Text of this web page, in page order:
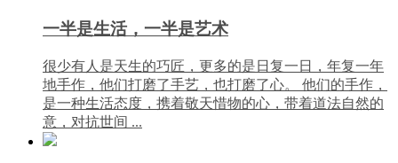
一半是生活，一半是艺术
很少有人是天生的巧匠，更多的是日复一日，年复一年
地手作，他们打磨了手艺，也打磨了心。 他们的手作，
是一种生活态度，携着敬天惜物的心，带着道法自然的
意，对抗世间 ...